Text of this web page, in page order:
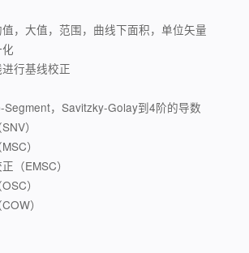
，大值，范围，曲线下面积，单位矢量
行基线校正
，Savitzky-Golay到4阶的导数
）
）
（EMSC）
）
）